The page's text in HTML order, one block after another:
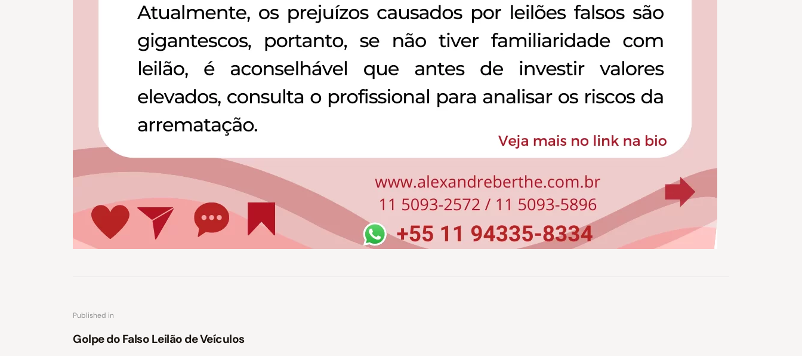
Published in
Golpe do Falso Leilão de Veículos